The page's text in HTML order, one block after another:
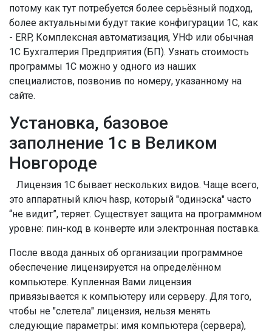
потому как тут потребуется более серьёзный подход,
более актуальными будут такие конфигурации 1С, как
- ERP, Комплексная автоматизация, УНФ или обычная
1С Бухгалтерия Предприятия (БП). Узнать стоимость
программы 1С можно у одного из наших
специалистов, позвонив по номеру, указанному на
сайте.
Установка, базовое
заполнение 1с в Великом
Новгороде
Лицензия 1С бывает нескольких видов. Чаще всего,
это аппаратный ключ hasp, который "одинэска" часто
“не видит”, теряет. Существует защита на программном
уровне: пин-код в конверте или электронная поставка.
После ввода данных об организации программное
обеспечение лицензируется на определённом
компьютере. Купленная Вами лицензия
привязывается к компьютеру или серверу. Для того,
чтобы не "слетела" лицензия, нельзя менять
следующие параметры: имя компьютера (сервера),